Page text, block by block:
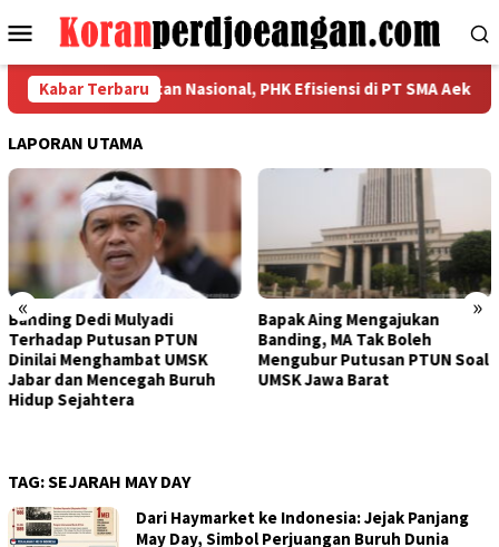
ke
Menu
Mobile
Kabar Terbaru
Kekuatan Nasional, PHK Efisiensi di PT SMA Aeknabara
LAPORAN UTAMA
« »
Mulyadi
PTUN
UMSK
Buruh
Bapak Aing Mengajukan
Banding, MA Tak Boleh
Mengubur Putusan PTUN Soal
UMSK Jawa Barat
Sengketa
Tak
Mulyadi
TAG:SEJARAH MAY DAY
Dari Haymarket ke Indonesia: Jejak Panjang
May Day, Simbol Perjuangan Buruh Dunia